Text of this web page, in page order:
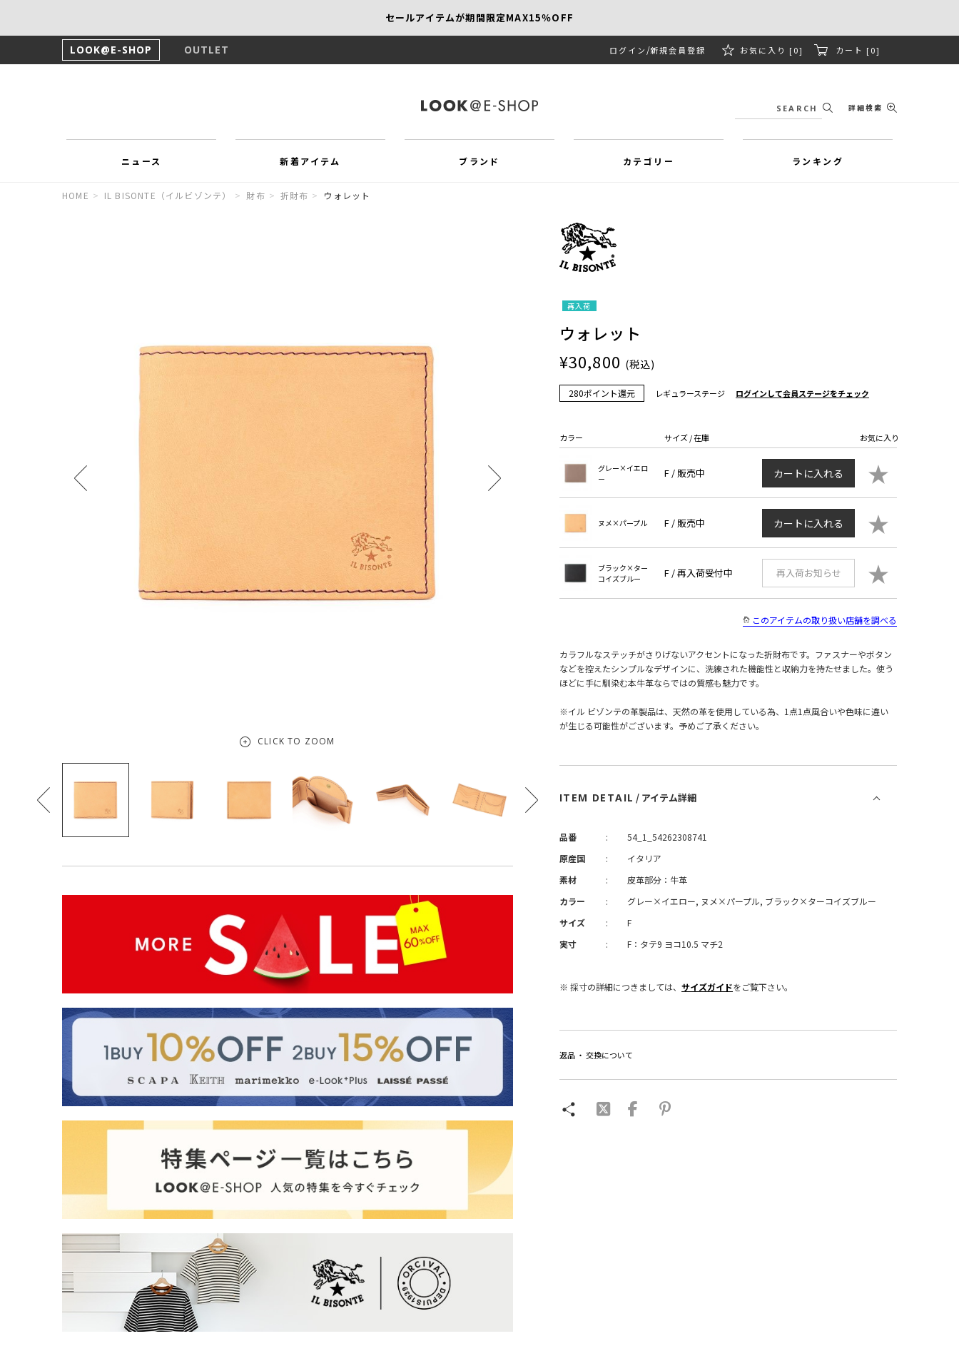
セールアイテムが期間限定MAX15％OFF
LOOK@E-SHOP OUTLET ログイン 新規会員登録 お気に入り [0] カート [0]
詳細検索
ニュース 新着アイテム ブランド カテゴリー ランキング
HOME > IL BISONTE（イルビゾンテ） > 財布 > 折財布 > ウォレット
CLICK TO ZOOM
再入荷
ウォレット
¥30,800 (税込)
280ポイント還元 レギュラーステージ ログインして会員ステージをチェック
カラー サイズ / 在庫 お気に入り
グレー×イエロ
ー
F / 販売中 カートに入れる ★
ヌメ×パープル F / 販売中 カートに入れる ★
ブラック×ター
コイズブルー
F /再入荷受付中 再入荷お知らせ ★
このアイテムの取り扱い店舗を調べる
カラフルなステッチがさりげないアクセントになった折財布です。ファスナーやボタン
などを控えたシンプルなデザインに、洗練された機能性と収納力を持たせました。使う
ほどに手に馴染む本牛革ならではの質感も魅力です。
※イル ビゾンテの革製品は、天然の革を使用している為、1点1点風合いや色味に違い
が生じる可能性がございます。予めご了承ください。
ITEM DETAIL / アイテム詳細
品番 :
54_1_54262308741
原産国
:
イタリア
素材
:
皮革部分：牛革
カラー
:
グレー×イエロー, ヌメ×パープル, ブラック×ターコイズブルー
サイズ
:
F
実寸
: F：タテ9 ヨコ10.5 マチ2
※ 採寸の詳細につきましては、サイズガイドをご覧下さい。
返品 ・ 交換について